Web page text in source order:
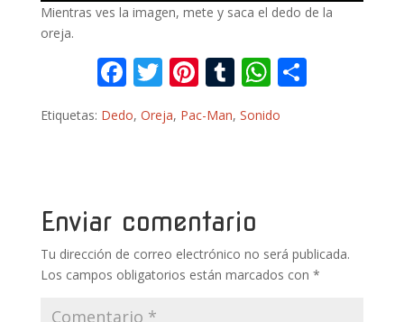
Mientras ves la imagen, mete y saca el dedo de la
oreja.
F
ac
e
o
k
T
w
itt
Pi
nt
er
T
u
m
W
at
p r
Etiquetas: Dedo, Oreja, Pac-Man, Sonido
Enviar comentario
Tu dirección de correo electrónico no será publicada.
Los campos obligatorios están marcados con *